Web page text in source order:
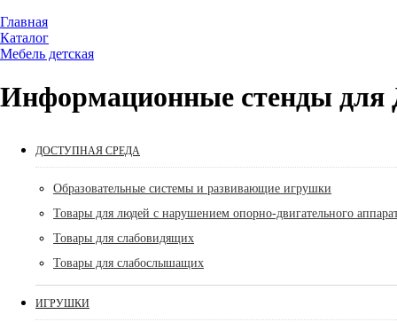
Главная
Каталог
Мебель детская
Информационные стенды
ДОСТУПНАЯ СРЕДА
Образовательные системы и развивающие игрушки
Товары для людей с нарушением опорно-двигательного
Товары для слабовидящих
Товары для слабослышащих
ИГРУШКИ